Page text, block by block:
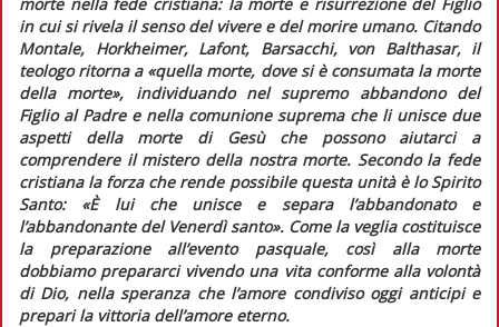
in cui si rivela il senso del vivere e del morire umano. Citando
Montale, Horkheimer, Lafont, Barsacchi, von Balthasar, il
teologo ritorna a «quella morte, dove si è consumata la morte
della morte», individuando nel supremo abbandono del
Figlio al Padre e nella comunione suprema che li unisce due
aspetti della morte di Gesù che possono aiutarci a
comprendere il mistero della nostra morte. Secondo la fede
cristiana la forza che rende possibile questa unità è lo Spirito
Santo: «È lui che unisce e separa l’abbandonato e
l’abbandonante del Venerdì santo». Come la veglia costituisce
la preparazione all’evento pasquale, così alla morte
dobbiamo prepararci vivendo una vita conforme alla volontà
di Dio, nella speranza che l’amore condiviso oggi anticipi e
prepari la vittoria dell’amore eterno.